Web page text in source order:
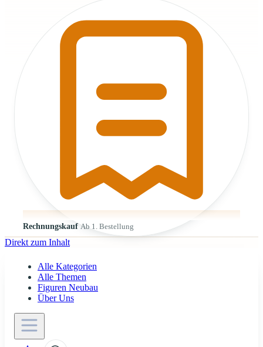
Rechnungskauf Ab 1. Bestellung
Direkt zum Inhalt
Alle Kategorien
Alle Themen
Figuren Neubau
Über Uns